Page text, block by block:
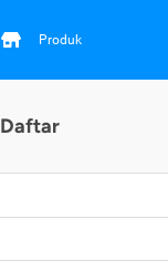
Produk
Daftar